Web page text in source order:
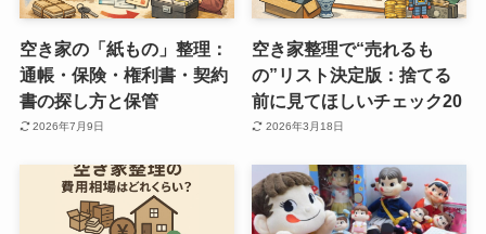
空き家の「紙もの」整理：
通帳・保険・権利書・契約
書の探し方と保管
2026年7月9日
空き家整理で“売れるも
の”リスト決定版：捨てる
前に見てほしいチェック20
2026年3月18日